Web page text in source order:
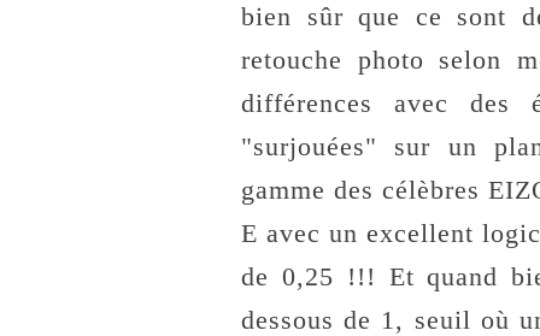
bien sûr que ce sont
retouche photo selon
différences avec des
"surjouées" sur un
gamme des célèbres
E avec un excellent
de 0,25 !!! Et quand
dessous de 1, seuil où